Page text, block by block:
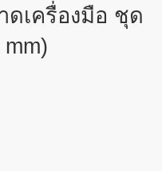
ดเครื่องมือ ชุด